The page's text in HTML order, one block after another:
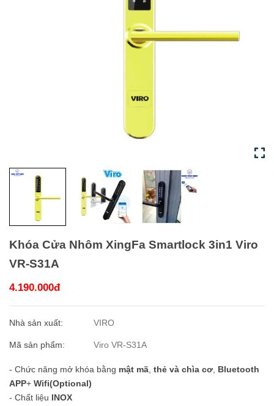
Khóa Cửa Nhôm XingFa Smartlock 3in1 Viro
VR-S31A
4.190.000đ
Nhà sản xuất: VIRO
Mã sản phẩm: Viro VR-S31A
- Chức năng mở khóa bằng mật mã, thẻ và chìa cơ, Bluetooth
APP+ Wifi(Optional)
- Chất liệu INOX